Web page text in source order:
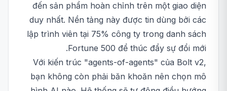
đến sản phẩm hoàn chỉnh trên một giao diện
duy nhất. Nền tảng này được tin dùng bởi các
lập trình viên tại 75% công ty trong danh sách
Fortune 500 để thúc đẩy sự đổi mới.
Với kiến trúc "agents-of-agents" của Bolt v2,
bạn không còn phải băn khoăn nên chọn mô